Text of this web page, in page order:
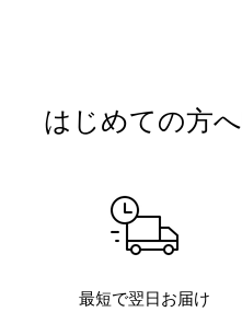
はじめての方へ
最短で翌日お届け